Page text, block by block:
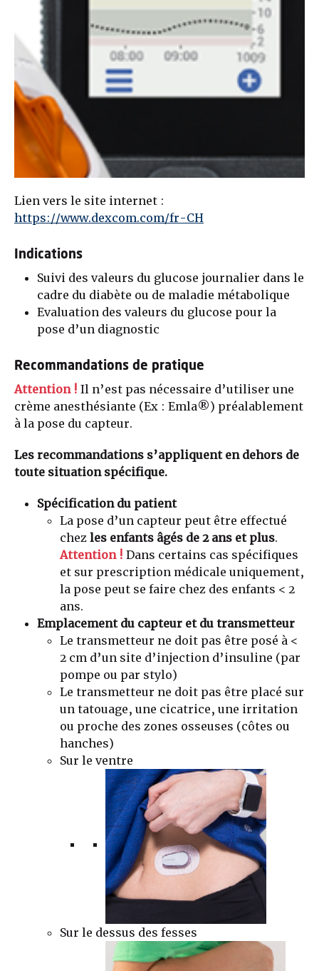
Lien vers le site internet :
https://www.dexcom.com/fr-CH
Indications
Suivi des valeurs du glucose journalier dans le
cadre du diabète ou de maladie métabolique
Evaluation des valeurs du glucose pour la
pose d’un diagnostic
Recommandations de pratique
Attention ! Il n’est pas nécessaire d’utiliser une
crème anesthésiante (Ex : Emla®) préalablement
à la pose du capteur.
Les recommandations s’appliquent en dehors de
toute situation spécifique.
Spécification du patient
La pose d’un capteur peut être effectué
chez les enfants âgés de 2 ans et plus.
Attention ! Dans certains cas spécifiques
et sur prescription médicale uniquement,
la pose peut se faire chez des enfants < 2
ans.
Emplacement du capteur et du transmetteur
Le transmetteur ne doit pas être posé à <
2 cm d’un site d’injection d’insuline (par
pompe ou par stylo)
Le transmetteur ne doit pas être placé sur
un tatouage, une cicatrice, une irritation
ou proche des zones osseuses (côtes ou
hanches)
Sur le ventre
Sur le dessus des fesses